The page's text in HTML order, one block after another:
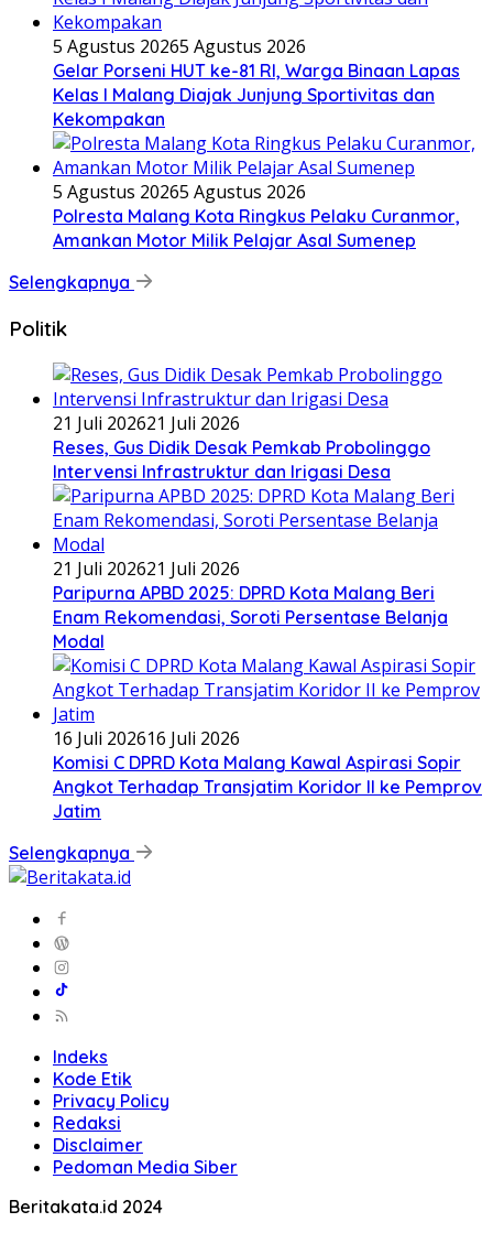
5 Agustus 20265 Agustus 2026
Gelar Porseni HUT ke-81 RI, Warga Binaan Lapas
Kelas I Malang Diajak Junjung Sportivitas dan
Kekompakan
5 Agustus 20265 Agustus 2026
Polresta Malang Kota Ringkus Pelaku Curanmor,
Amankan Motor Milik Pelajar Asal Sumenep
Selengkapnya
Politik
21 Juli 202621 Juli 2026
Reses, Gus Didik Desak Pemkab Probolinggo
Intervensi Infrastruktur dan Irigasi Desa
21 Juli 202621 Juli 2026
Paripurna APBD 2025: DPRD Kota Malang Beri
Enam Rekomendasi, Soroti Persentase Belanja
Modal
16 Juli 202616 Juli 2026
Komisi C DPRD Kota Malang Kawal Aspirasi Sopir
Angkot Terhadap Transjatim Koridor II ke Pemprov
Jatim
Selengkapnya
Indeks
Kode Etik
Privacy Policy
Redaksi
Disclaimer
Pedoman Media Siber
Beritakata.id 2024